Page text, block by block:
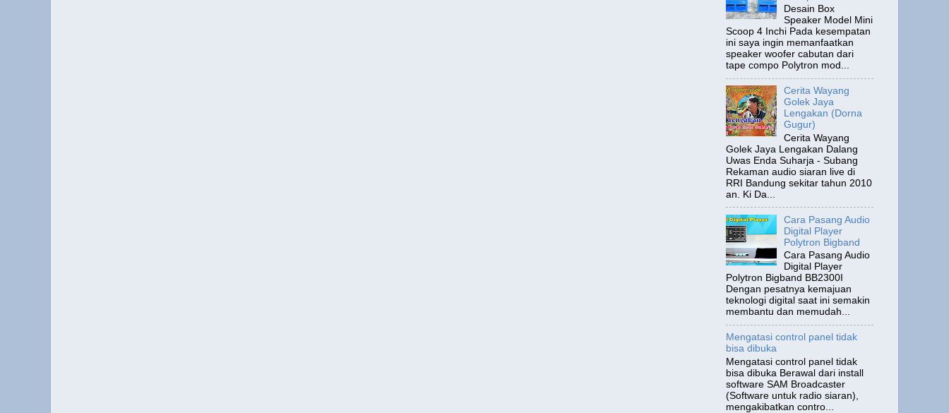
Desain Box
Speaker Model Mini
Scoop 4 Inchi Pada kesempatan
ini saya ingin memanfaatkan
speaker woofer cabutan dari
tape compo Polytron mod...
Cerita Wayang
Golek Jaya
Lengakan (Dorna
Gugur)
Cerita Wayang
Golek Jaya Lengakan Dalang
Uwas Enda Suharja - Subang
Rekaman audio siaran live di
RRI Bandung sekitar tahun 2010
an. Ki Da...
Cara Pasang Audio
Digital Player
Polytron Bigband
Cara Pasang Audio
Digital Player
Polytron Bigband BB2300I
Dengan pesatnya kemajuan
teknologi digital saat ini semakin
membantu dan memudah...
Mengatasi control panel tidak
bisa dibuka
Mengatasi control panel tidak
bisa dibuka Berawal dari install
software SAM Broadcaster
(Software untuk radio siaran),
mengakibatkan contro...